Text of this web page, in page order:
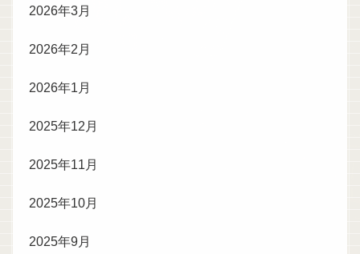
2026年3月
2026年2月
2026年1月
2025年12月
2025年11月
2025年10月
2025年9月